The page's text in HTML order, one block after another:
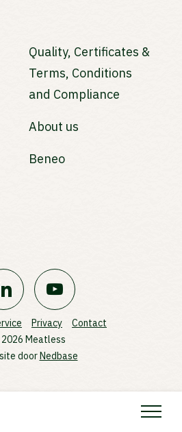
Quality, Certificates &
Terms, Conditions
and Compliance
About us
Beneo
Privacy
Contact
Meatless
doorNedbase